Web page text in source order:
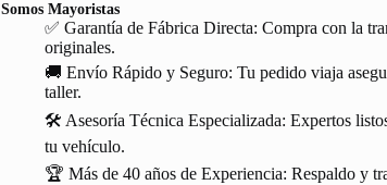
Somos Mayoristas
✅ Garantía de Fábrica Directa: Compra con la
originales.
🚚 Envío Rápido y Seguro: Tu pedido viaja
taller.
🛠️ Asesoría Técnica Especializada: Expertos
tu vehículo.
🏆 Más de 40 años de Experiencia: Respaldo y